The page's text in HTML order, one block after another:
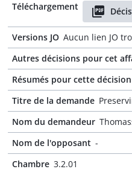
Téléchargement
Versions JO Aucun lien JO
Autres décisions pour cet
Résumés pour cette décision
Titre de la demande
Nom du demandeur
Nom de l'opposant -
Chambre 3.2.01